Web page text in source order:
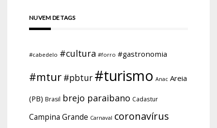
NUVEM DE TAGS
#cabedelo #cultura #forro #gastronomia
#mtur #pbtur #turismo Anac Areia
(PB) Brasil brejo paraibano Cadastur
Campina Grande Carnaval coronavírus